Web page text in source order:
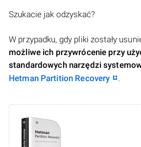
Szukacie jak odzyskać?
W przypadku, gdy pliki zostały
możliwe ich przywrócenie przy
standardowych narzędzi
Hetman Partition Recovery
.